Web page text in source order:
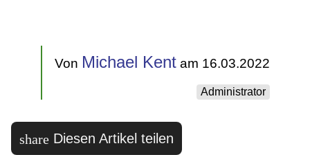
Von Michael Kentam 16.03.2022
Administrator
share Diesen Artikel teilen